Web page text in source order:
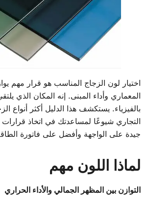
اختيار لون الزجاج المناسب هو قرار مهم
المعماري وأداء المبنى. إنه المكان الذي
بالفيزياء. يستكشف هذا الدليل أكثر أنواع
التجاري شيوعًا لمساعدتك في اتخاذ قرارات
جيدة على الواجهة وأفضل على فاتورة
لماذا اللون مهم
التوازن بين المظهر الجمالي والأداء الحراري